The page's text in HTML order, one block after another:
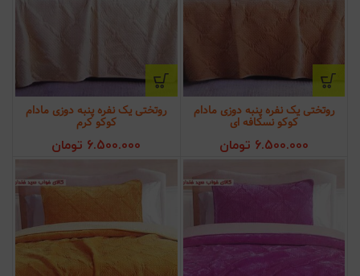
روتختی یک نفره پنبه دوزی مادام
کوکو نسکافه ای
6.500.000 تومان
روتختی یک نفره پنبه دوزی مادام
کوکو کرم
6.500.000 تومان